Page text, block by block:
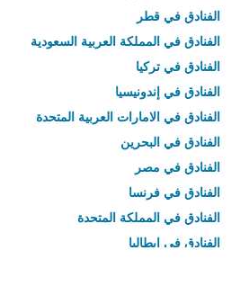
الفنادق في قطر
الفنادق في المملكة العربية السعودية
الفنادق في تركيا
الفنادق في إندونيسيا
الفنادق في الامارات العربية المتحدة
الفنادق في البحرين
الفنادق في مصر
الفنادق في فرنسا
الفنادق في المملكة المتحدة
الفنادق في إيطاليا